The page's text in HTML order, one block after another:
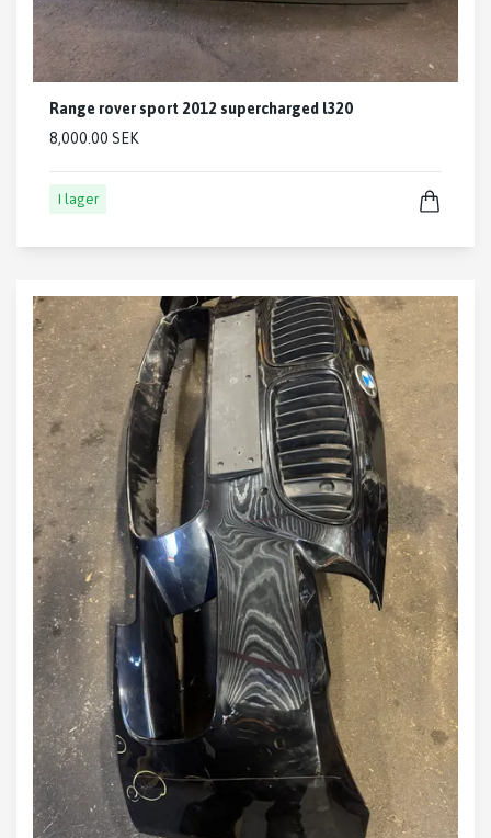
Range rover sport 2012 supercharged l320
8,000.00 SEK
I lager